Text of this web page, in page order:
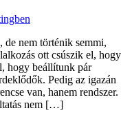
de nem történik semmi,
ott csúszik el, hogy
hogy beállítunk pár
Pedig az igazán
van, hanem rendszer.
nem […]